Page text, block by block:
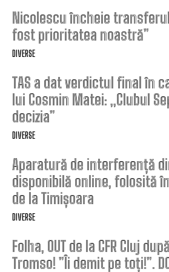
Nicolescu încheie
fost prioritatea noastră”
DIVERSE
TAS a dat verdictul final în
lui Cosmin Matei: „Clubul
decizia”
DIVERSE
Aparatură de interferență
disponibilă online, folosită
de la Timișoara
DIVERSE
Folha, OUT de la CFR Cluj
Tromso! ”Îi demit pe toți!”.